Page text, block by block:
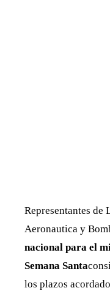
Representantes de
Aeronautica y
nacional para el
Semana Santa
los plazos